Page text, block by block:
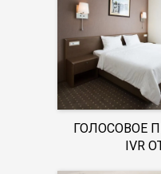
ГОЛОСОВОЕ
IVR